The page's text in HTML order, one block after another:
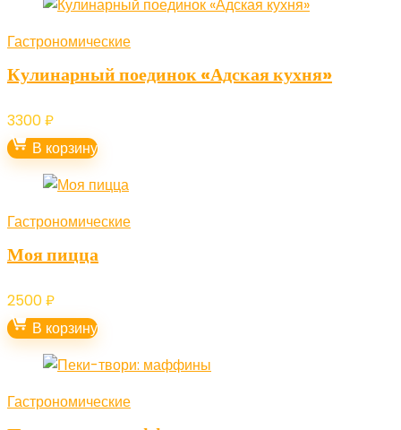
Гастрономические
Кулинарный поединок «Адская кухня»
3300₽
В корзину
Гастрономические
Моя пицца
2500₽
В корзину
Гастрономические